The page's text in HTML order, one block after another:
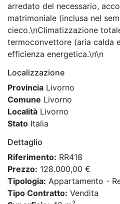
arredato del necessario,
matrimoniale (inclusa nel
cieco.\nClimatizzazione
termoconvettore (aria calda
efficienza energetica.\n\n
Localizzazione
Provincia Livorno
Comune Livorno
Località Livorno
Stato Italia
Dettaglio
Riferimento: RR418
Prezzo: 128.000,00 €
Tipologia: Appartamento -
Tipo Contratto: Vendita